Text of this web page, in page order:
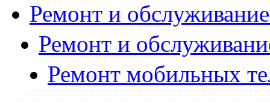
Ремонт и
Ремонт и
Ремонт мобильных